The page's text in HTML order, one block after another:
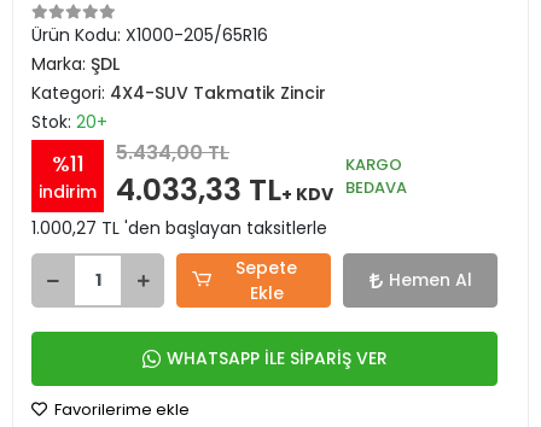
Ürün Kodu: X1000-205/65R16
Marka: ŞDL
Kategori: 4X4-SUV Takmatik Zincir
Stok: 20+
%11
indirim
5.434,00 TL
4.033,33 TL+ KDV
KARGO
BEDAVA
1.000,27 TL 'den başlayan taksitlerle
Sepete
Ekle
Hemen Al
WHATSAPP İLE SİPARİŞ VER
Favorilerime ekle